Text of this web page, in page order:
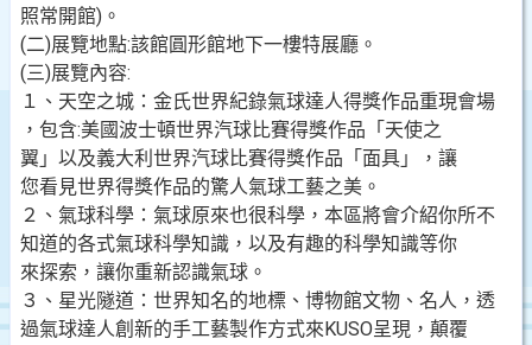
照常開館)。
(二)展覽地點:該館圓形館地下一樓特展廳。
(三)展覽內容:
１、天空之城：金氏世界紀錄氣球達人得獎作品重現會場
，包含:美國波士頓世界汽球比賽得獎作品「天使之
翼」以及義大利世界汽球比賽得獎作品「面具」，讓
您看見世界得獎作品的驚人氣球工藝之美。
２、氣球科學：氣球原來也很科學，本區將會介紹你所不
知道的各式氣球科學知識，以及有趣的科學知識等你
來探索，讓你重新認識氣球。
３、星光隧道：世界知名的地標、博物館文物、名人，透
過氣球達人創新的手工藝製作方式來KUSO呈現，顛覆